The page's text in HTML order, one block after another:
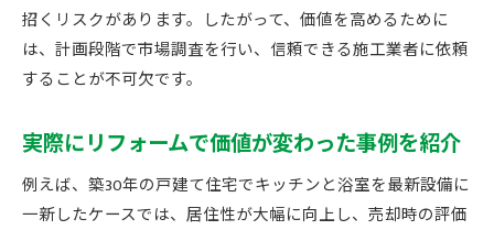
招くリスクがあります。したがって、価値を高めるために
は、計画段階で市場調査を行い、信頼できる施工業者に依頼
することが不可欠です。
実際にリフォームで価値が変わった事例を紹介
例えば、築30年の戸建て住宅でキッチンと浴室を最新設備に
一新したケースでは、居住性が大幅に向上し、売却時の評価